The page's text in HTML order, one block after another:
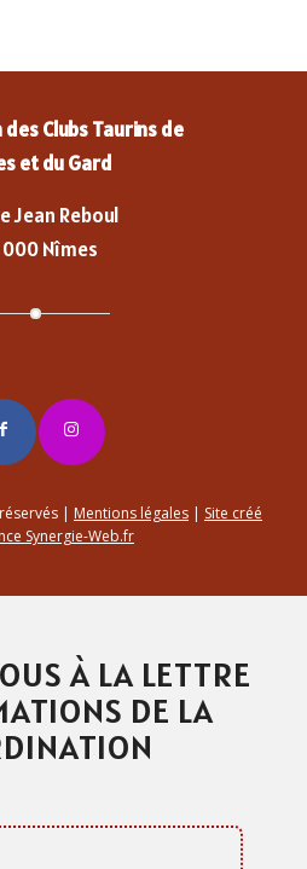
Clubs Taurins de
et du Gard
Jean Reboul
Nîmes
| Mentions légales| Site créé
Synergie-Web.fr
À LA LETTRE
DE LA